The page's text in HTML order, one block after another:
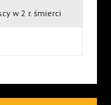
w 2 r. śmierci